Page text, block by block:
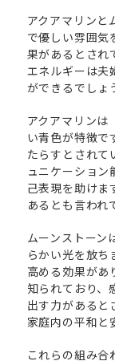
アクアマリンと
で優しい雰囲気
果があるとされ
エネルギーは夫
ができるでしょ
アクアマリンは
い青色が特徴で
たらすとされて
ュニケーション
己表現を助けま
あるとも言われ
ムーンストーン
らかい光を放ち
高める効果があ
知られており、
出す力があると
家庭内の平和と
これらの組み